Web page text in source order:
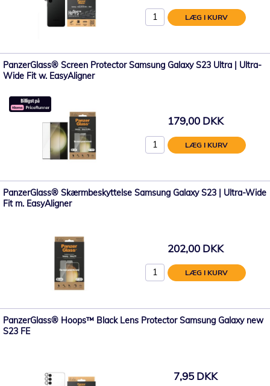
LÆG I KURV
PanzerGlass® Screen Protector Samsung Galaxy S23 Ultra | Ultra-
Wide Fit w. EasyAligner
179,00 DKK
LÆG I KURV
PanzerGlass® Skærmbeskyttelse Samsung Galaxy S23 | Ultra-Wide
Fit m. EasyAligner
202,00 DKK
LÆG I KURV
PanzerGlass® Hoops™ Black Lens Protector Samsung Galaxy new
S23 FE
7,95 DKK